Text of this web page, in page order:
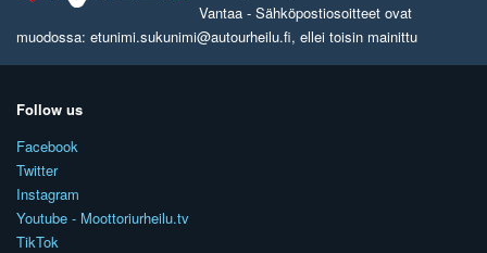
Vantaa - Sähköpostiosoitteet ovat
muodossa: etunimi.sukunimi@autourheilu.fi, ellei toisin mainittu
Follow us
Facebook
Twitter
Instagram
Youtube - Moottoriurheilu.tv
TikTok